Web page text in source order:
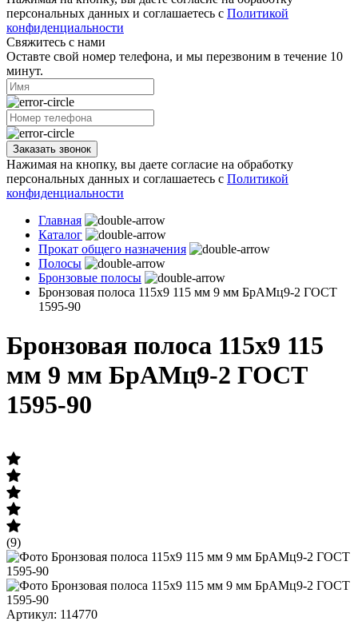
персональных данных и соглашаетесь с Политикой
конфиденциальности
Свяжитесь с нами
Оставте свой номер телефона, и мы перезвоним в течение 10
минут.
Заказать звонок
Нажимая на кнопку, вы даете согласие на обработку
персональных данных и соглашаетесь с Политикой
конфиденциальности
Главная
Каталог
Прокат общего назначения
Полосы
Бронзовые полосы
Бронзовая полоса 115х9 115 мм 9 мм БрАМц9-2 ГОСТ
1595-90
Бронзовая полоса 115х9 115
мм 9 мм БрАМц9-2 ГОСТ
1595-90
(9)
Артикул: 114770